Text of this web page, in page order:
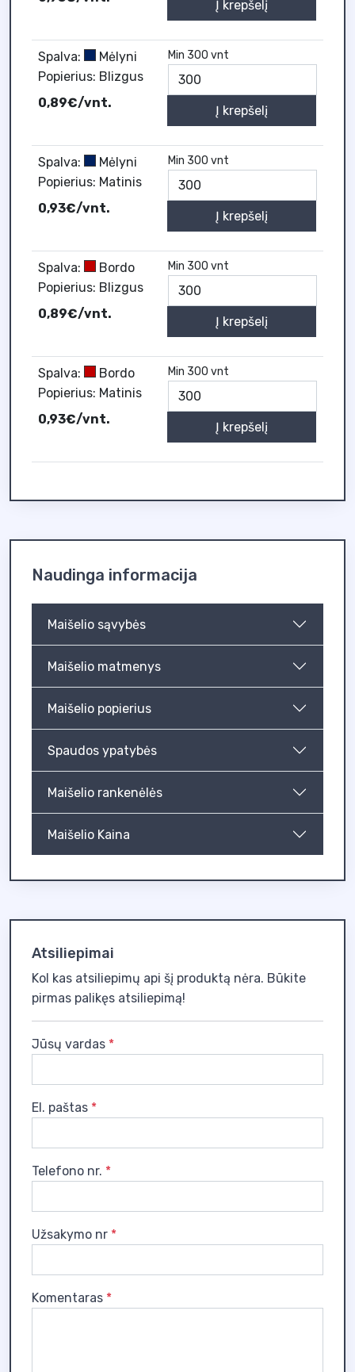
Į krepšelį
Spalva:
Mėlyni
Popierius: Blizgus
0,89€/vnt.
Min 300 vnt
Į krepšelį
Spalva:
Mėlyni
Popierius: Matinis
0,93€/vnt.
Min 300 vnt
Į krepšelį
Spalva:
Bordo
Popierius: Blizgus
0,89€/vnt.
Min 300 vnt
Į krepšelį
Spalva:
Bordo
Popierius: Matinis
0,93€/vnt.
Min 300 vnt
Į krepšelį
Naudinga informacija
Maišelio sąvybės
Maišelio matmenys
Maišelio popierius
Spaudos ypatybės
Maišelio rankenėlės
Maišelio Kaina
Atsiliepimai
Kol kas atsiliepimų api šį produktą nėra. Būkite
pirmas palikęs atsiliepimą!
Jūsų vardas *
El. paštas *
Telefono nr. *
Užsakymo nr *
Komentaras *